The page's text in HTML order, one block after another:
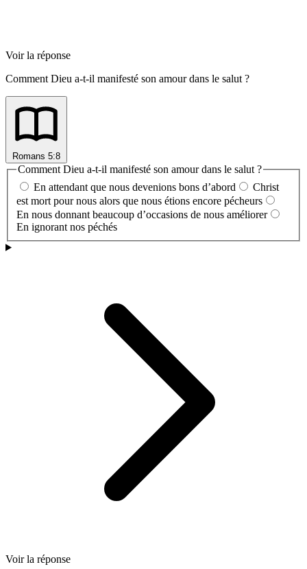
Voir la réponse
Comment Dieu a-t-il manifesté son amour dans le salut ?
Romans 5:8
Comment Dieu a-t-il manifesté son amour dans le salut ?
En attendant que nous devenions bons d’abord
Christ
est mort pour nous alors que nous étions encore pécheurs
En nous donnant beaucoup d’occasions de nous améliorer
En ignorant nos péchés
Voir la réponse